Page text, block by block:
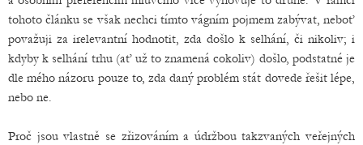
tohoto článku se však nechci tímto vágním pojmem zabývat, neboť
považuji za irelevantní hodnotit, zda došlo k selhání, či nikoliv; i
kdyby k selhání trhu (ať už to znamená cokoliv) došlo, podstatné je
dle mého názoru pouze to, zda daný problém stát dovede řešit lépe,
nebo ne.
Proč jsou vlastně se zřizováním a údržbou takzvaných veřejných